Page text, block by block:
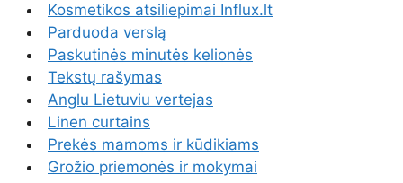
Kosmetikos atsiliepimai Influx.lt
Parduoda verslą
Paskutinės minutės kelionės
Tekstų rašymas
Anglu Lietuviu vertejas
Linen curtains
Prekės mamoms ir kūdikiams
Grožio priemonės ir mokymai